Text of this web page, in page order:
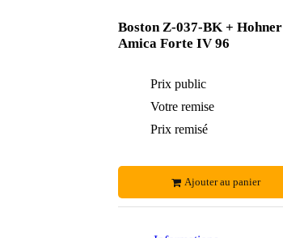
Boston Z-037-BK + Hohner
Amica Forte IV 96
Prix public
Votre remise
Prix remisé
Ajouter au panier